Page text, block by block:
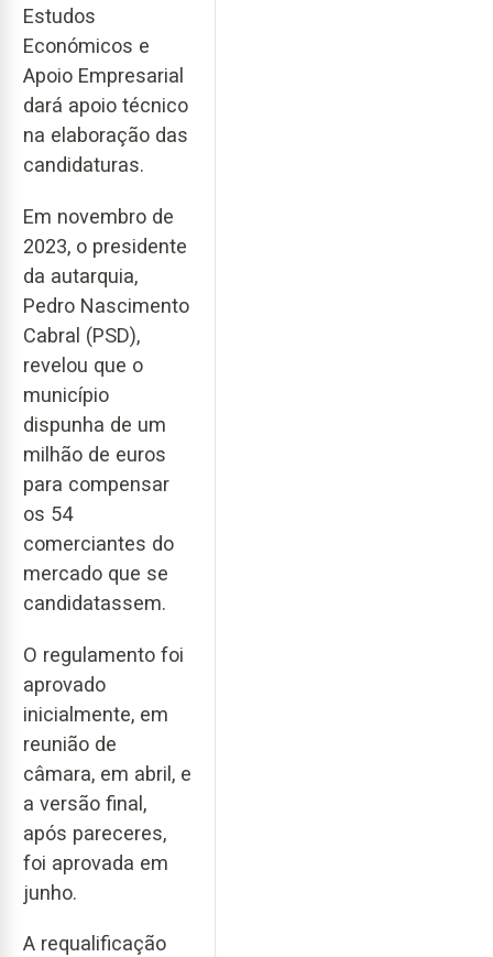
Estudos
Económicos e
Apoio Empresarial
dará apoio técnico
na elaboração das
candidaturas.
Em novembro de
2023, o presidente
da autarquia,
Pedro Nascimento
Cabral (PSD),
revelou que o
município
dispunha de um
milhão de euros
para compensar
os 54
comerciantes do
mercado que se
candidatassem.
O regulamento foi
aprovado
inicialmente, em
reunião de
câmara, em abril, e
a versão final,
após pareceres,
foi aprovada em
junho.
A requalificação